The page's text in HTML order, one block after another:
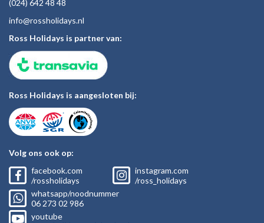
(024) 642 48 48
info@rossholidays.nl
Ross Holidays is partner van:
Ross Holidays is aangesloten bij:
Volg ons ook op:
facebook.com
/rossholidays
instagram.com
/ross_holidays
whatsapp/noodnummer
06 273 02 986
youtube